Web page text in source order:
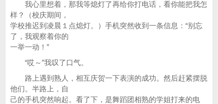
我心里想着，那我等熄灯了再给你打电话，看你能把我怎
样？（校庆期间，
学校推迟到凌晨１点熄灯。）手机突然收到一条信息：“别忘
了，我观察着你的
一举一动！”
“哎～”我叹了口气。
路上遇到熟人，相互庆贺一下表演的成功。然后赶紧摆脱
他们。半路上，自
己的手机突然响起。看了下，是舞蹈团相熟的学姐打来的电